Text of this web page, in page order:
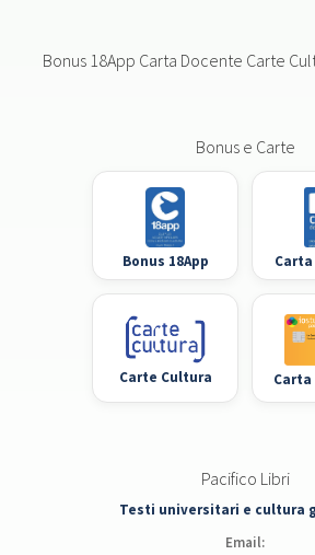
Bonus 18App Carta Docente Carte
Bonus e Carte
Bonus 18App
Carte Cultura
Pacifico Libri
Testi universitari e cultura
Email: